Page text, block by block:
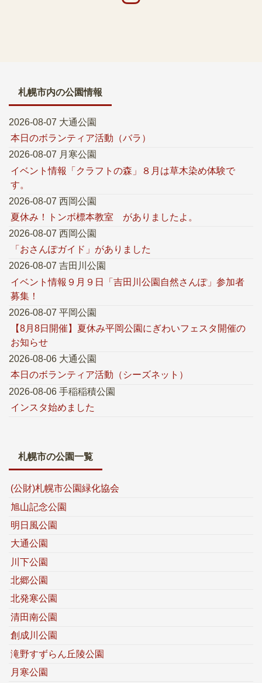
札幌市内の公園情報
2026-08-07 大通公園
本日のボランティア活動（バラ）
2026-08-07 月寒公園
イベント情報「クラフトの森」８月は草木染め体験で
す。
2026-08-07 西岡公園
夏休み！トンボ標本教室 がありましたよ。
2026-08-07 西岡公園
「おさんぽガイド」がありました
2026-08-07 吉田川公園
イベント情報９月９日「吉田川公園自然さんぽ」参加者
募集！
2026-08-07 平岡公園
【8月8日開催】夏休み平岡公園にぎわいフェスタ開催の
お知らせ
2026-08-06 大通公園
本日のボランティア活動（シーズネット）
2026-08-06 手稲稲積公園
インスタ始めました
札幌市の公園一覧
(公財)札幌市公園緑化協会
旭山記念公園
明日風公園
大通公園
川下公園
北郷公園
北発寒公園
清田南公園
創成川公園
滝野すずらん丘陵公園
月寒公園